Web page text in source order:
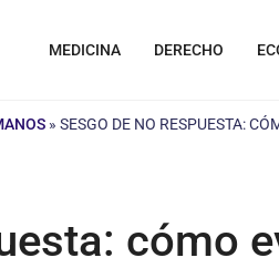
MEDICINA DERECHO
» SESGO DE NO RESPUESTA:
cómo